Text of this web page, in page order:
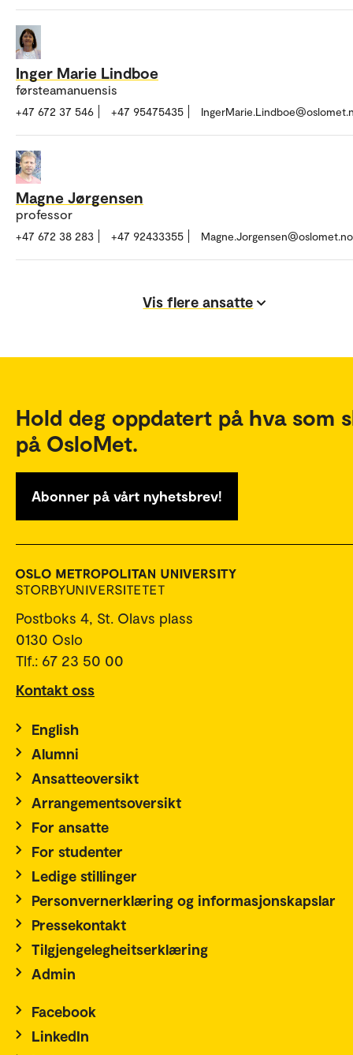
Inger Marie Lindboe
førsteamanuensis
+47 672 37 546 +47 95475435
Magne Jørgensen
professor
+47 672 38 283 +47 92433355 Magne.Jorgensen@oslomet.no
Vis flere ansatte
Hold deg oppdatert på hva som
på OsloMet.
Abonner på vårt nyhetsbrev!
Postboks 4, St. Olavs plass
0130 Oslo
Tlf.: 67 23 50 00
Kontakt oss
English
Alumni
Ansatteoversikt
Arrangementsoversikt
For ansatte
For studenter
Ledige stillinger
Personvernerklæring og informasjonskapslar
Pressekontakt
Tilgjengelegheitserklæring
Admin
Facebook
LinkedIn